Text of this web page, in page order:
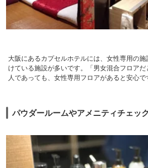
大阪にあるカプセルホテルには、女性専用の
けている施設が多いです。「男女混合フロア
人であっても、女性専用フロアがあると安心で
パウダールームやアメニティチェッ